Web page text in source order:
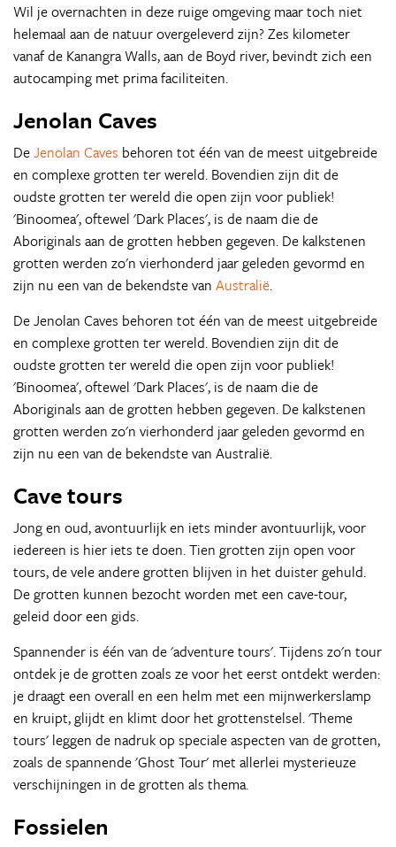
Wil je overnachten in deze ruige omgeving maar toch niet
helemaal aan de natuur overgeleverd zijn? Zes kilometer
vanaf de Kanangra Walls, aan de Boyd river, bevindt zich een
autocamping met prima faciliteiten.
Jenolan Caves
DeJenolan Caves behoren tot één van de meest uitgebreide
en complexe grotten ter wereld. Bovendien zijn dit de
oudste grotten ter wereld die open zijn voor publiek!
'Binoomea', oftewel 'Dark Places', is de naam die de
Aboriginals aan de grotten hebben gegeven. De kalkstenen
grotten werden zo'n vierhonderd jaar geleden gevormd en
zijn nu een van de bekendste van Australië.
De Jenolan Caves behoren tot één van de meest uitgebreide
en complexe grotten ter wereld. Bovendien zijn dit de
oudste grotten ter wereld die open zijn voor publiek!
'Binoomea', oftewel 'Dark Places', is de naam die de
Aboriginals aan de grotten hebben gegeven. De kalkstenen
grotten werden zo'n vierhonderd jaar geleden gevormd en
zijn nu een van de bekendste van Australië.
Cave tours
Jong en oud, avontuurlijk en iets minder avontuurlijk, voor
iedereen is hier iets te doen. Tien grotten zijn open voor
tours, de vele andere grotten blijven in het duister gehuld.
De grotten kunnen bezocht worden met een cave-tour,
geleid door een gids.
Spannender is één van de 'adventure tours'. Tijdens zo'n tour
ontdek je de grotten zoals ze voor het eerst ontdekt werden:
je draagt een overall en een helm met een mijnwerkerslamp
en kruipt, glijdt en klimt door het grottenstelsel. 'Theme
tours' leggen de nadruk op speciale aspecten van de grotten,
zoals de spannende 'Ghost Tour' met allerlei mysterieuze
verschijningen in de grotten als thema.
Fossielen